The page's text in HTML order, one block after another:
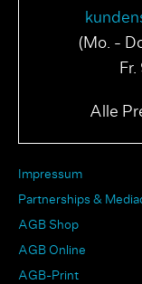
(Mo. -
Alle
Impressum
Partnerships &
AGB Shop
AGB Online
AGB-Print